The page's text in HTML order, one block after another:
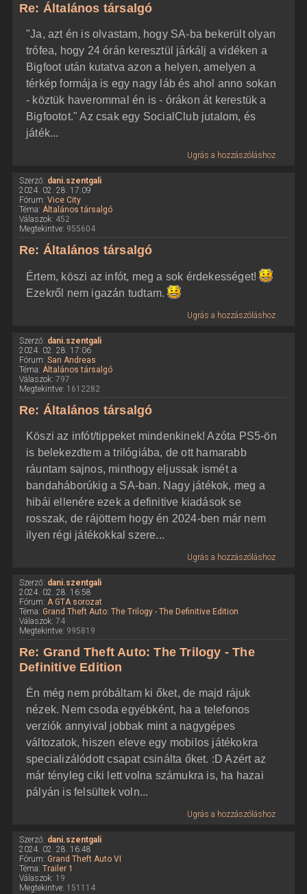
Re: Általános társalgó
"Ja, azt én is olvastam, hogy SA-ba bekerült olyan
trófea, hogy 24 órán keresztül járkálj a vidéken a
Bigfoot után kutatva azon a helyen, amelyen a
térkép formája is egy nagy láb és ahol anno sokan
- köztük haverommal én is - órákon át kerestük a
Bigfootot." Az csak egy SocialClub jutalom, és
játék...
Ugrás a hozzászóláshoz
Szerző: dani.szentgali
2024. 02. 28. 17:09
Fórum: Vice City
Téma: Általános társalgó
Válaszok: 452
Megtekintve: 955604
Re: Általános társalgó
Értem, köszi az infót, meg a sok érdekességet!
Ezekről nem igazán tudtam.
Ugrás a hozzászóláshoz
Szerző: dani.szentgali
2024. 02. 28. 17:06
Fórum: San Andreas
Téma: Általános társalgó
Válaszok: 797
Megtekintve: 1612282
Re: Általános társalgó
Köszi az infót/tippeket mindenkinek! Azóta PS5-ön
is belekezdtem a trilógiába, de ott hamarabb
ráuntam sajnos, minthogy eljussak ismét a
bandaháborúkig a SA-ban. Nagy játékok, meg a
hibái ellenére ezek a definitive kiadások se
rosszak, de rájöttem hogy én 2024-ben már nem
ilyen régi játékokkal szere...
Ugrás a hozzászóláshoz
Szerző: dani.szentgali
2024. 02. 28. 16:58
Fórum: A GTA sorozat
Téma: Grand Theft Auto: The Trilogy - The Definitive Edition
Válaszok: 74
Megtekintve: 995819
Re: Grand Theft Auto: The Trilogy - The
Definitive Edition
Én még nem próbáltam ki őket, de majd rájuk
nézek. Nem csoda egyébként, ha a telefonos
verziók annyival jobbak mint a nagygépes
változatok, hiszen eleve egy mobilos játékokra
specializálódott csapat csinálta őket. :D Azért az
már tényleg ciki lett volna számukra is, ha hazai
pályán is felsültek voln...
Ugrás a hozzászóláshoz
Szerző: dani.szentgali
2024. 02. 28. 16:48
Fórum: Grand Theft Auto VI
Téma: Trailer 1
Válaszok: 19
Megtekintve: 151114